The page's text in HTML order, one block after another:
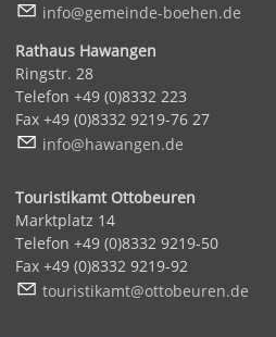
nf
g m nd -b h n d
Rathaus Hawangen
Ringstr. 28
Telefon +49 (0)8332 223
Fax +49 (0)8332 9219-76 27
nf
h w ng n d
Touristikamt Ottobeuren
Marktplatz 14
Telefon +49 (0)8332 9219-50
Fax +49 (0)8332 9219-92
t
r st k mt tt b r n d